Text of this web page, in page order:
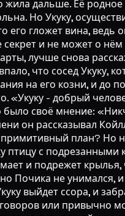
дальше. Её
Но Укуку,
его гложет вина,
и не может о
лучше снова
что сосед Укуку,
на его козни, и
«Укуку - добрый
было своё мнение:
он рассказывал
план?
птицу с
и подрежет
Почика не
выйдет ссора, и
или привычно